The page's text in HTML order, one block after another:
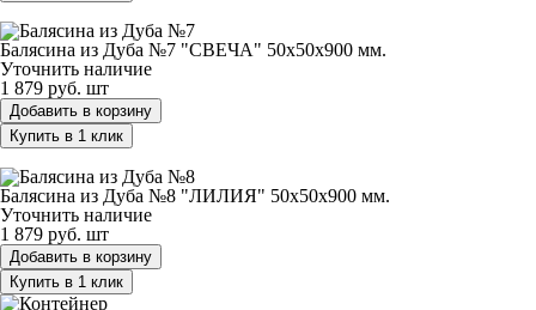
Балясина из Дуба №7 "СВЕЧА" 50х50х900 мм.
Уточнить наличие
1 879 руб. шт
Добавить в корзину
Купить в 1 клик
Балясина из Дуба №8 "ЛИЛИЯ" 50х50х900 мм.
Уточнить наличие
1 879 руб. шт
Добавить в корзину
Купить в 1 клик